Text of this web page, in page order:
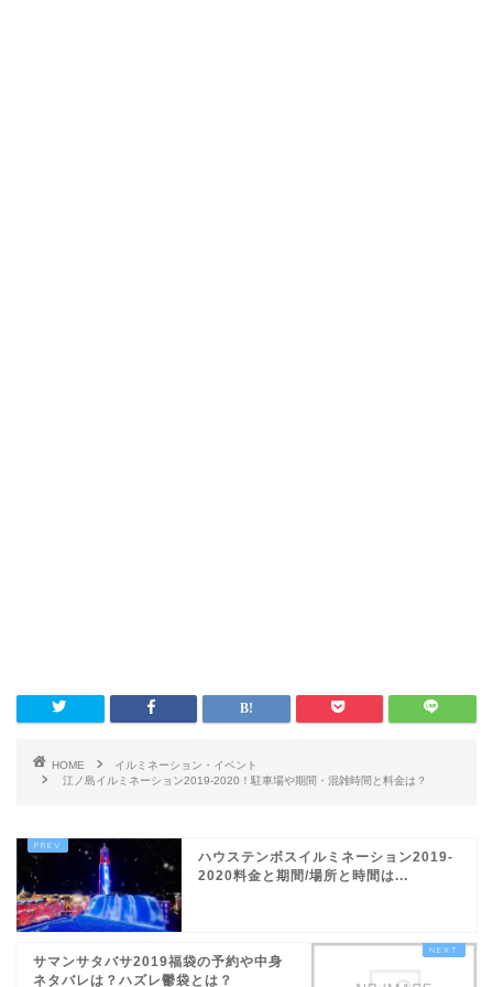
HOME
イルミネーション・イベント
江ノ島イルミネーション2019-2020！駐車場や期間・混雑時間と料金は？
ハウステンボスイルミネーション2019-
2020料金と期間/場所と時間は...
サマンサタバサ2019福袋の予約や中身
ネタバレは？ハズレ鬱袋とは？